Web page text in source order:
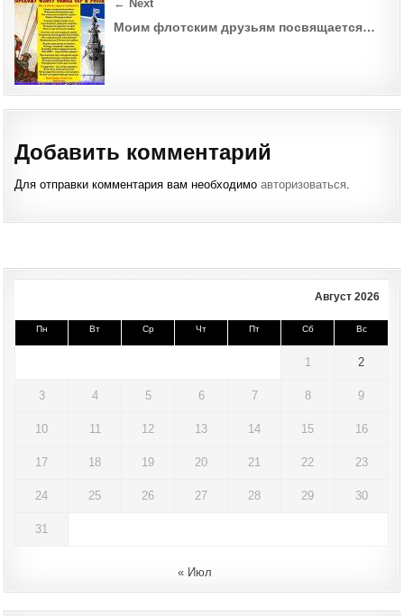
← Next
Моим флотским друзьям посвящается…
Добавить комментарий
Для отправки комментария вам необходимоавторизоваться.
Август 2026
Пн Вт Ср Чт Пт Сб Вс
1 2
3 4 5 6 7 8 9
10 11 12 13 14 15 16
17 18 19 20 21 22 23
24 25 26 27 28 29 30
31
« Июл